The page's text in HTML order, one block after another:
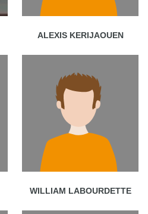
ALEXIS KERIJAOUEN
WILLIAM LABOURDETTE